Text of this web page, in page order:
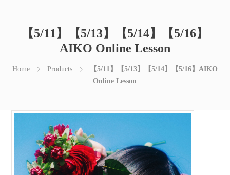
【5/11】【5/13】【5/14】【5/16】
AIKO Online Lesson
Home Products
【5/11】【5/13】【5/14】【5/16】AIKO
Online Lesson